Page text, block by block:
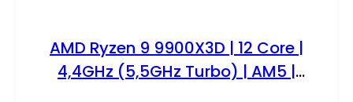
AMD Ryzen 9 9900X3D | 12 Core |
4,4GHz (5,5GHz Turbo) | AM5 |